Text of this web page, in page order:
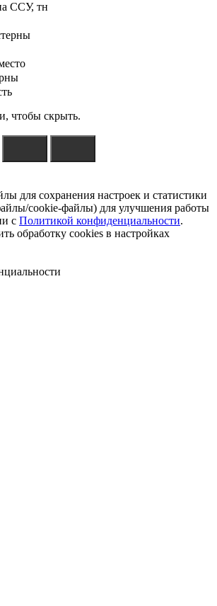
ССУ, тн
чтобы скрыть.
для сохранения настроек и статистики
cookie-файлы) для улучшения работы
с Политикой конфиденциальности.
обработку cookies в настройках